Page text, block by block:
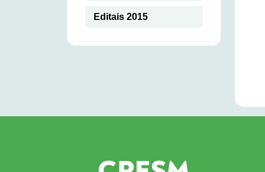
Editais 2015